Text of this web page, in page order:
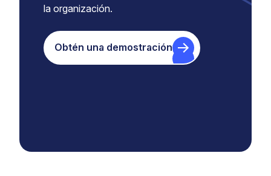
la organización.
Obtén una demostración